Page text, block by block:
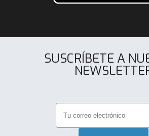
SUSCRÍBETE A